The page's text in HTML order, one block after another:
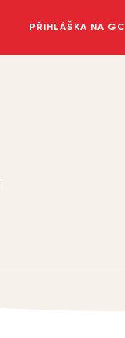
PŘIHLÁŠKA NA GC